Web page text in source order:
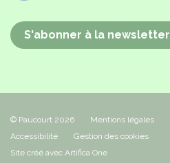
S'abonner à la newsletter
© Paucourt 2026 Mentions légales
Accessibilité
Gestion des cookies
Site créé avec Artifica One